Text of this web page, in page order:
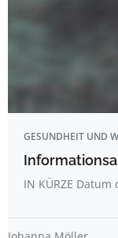
GESUNDHEIT UND
IN KÜRZE